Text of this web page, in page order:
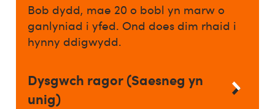
Bob dydd, mae 20 o bobl yn marw o
ganlyniad i yfed. Ond does dim rhaid i
hynny ddigwydd.
Dysgwch ragor (Saesneg yn
unig)